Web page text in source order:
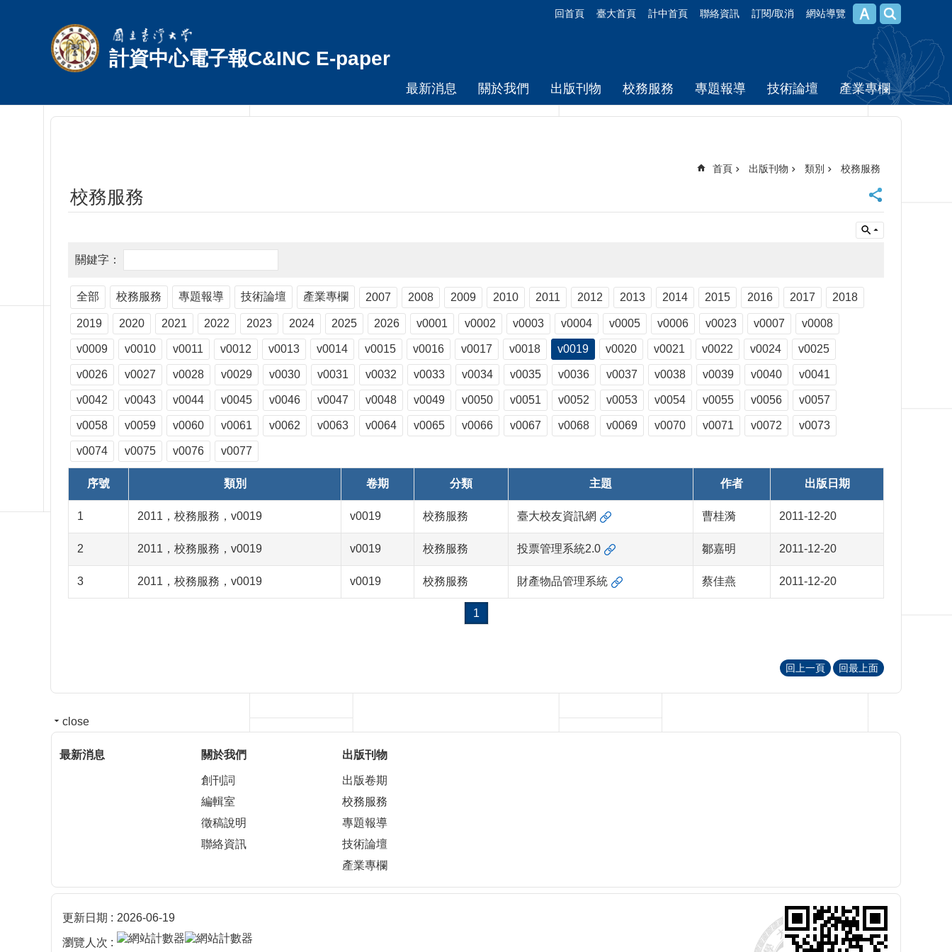
回首頁 臺大首頁 計中首頁 聯絡資訊 訂閱/取消 網站導覽
計資中心電子報C&INC E-paper
最新消息 關於我們 出版刊物 校務服務 專題報導 技術論壇 產業專欄
首頁 出版刊物 類別 校務服務
校務服務
全部 校務服務 專題報導 技術論壇 產業專欄 2007 2008 2009 2010 2011 2012 2013 2014 2015 2016 2017 2018
2019 2020 2021 2022 2023 2024 2025 2026 v0001 v0002 v0003 v0004 v0005 v0006 v0023 v0007 v0008
v0009 v0010 v0011 v0012 v0013 v0014 v0015 v0016 v0017 v0018 v0019 v0020 v0021 v0022 v0024 v0025
v0026 v0027 v0028 v0029 v0030 v0031 v0032 v0033 v0034 v0035 v0036 v0037 v0038 v0039 v0040 v0041
v0042 v0043 v0044 v0045 v0046 v0047 v0048 v0049 v0050 v0051 v0052 v0053 v0054 v0055 v0056 v0057
v0058 v0059 v0060 v0061 v0062 v0063 v0064 v0065 v0066 v0067 v0068 v0069 v0070 v0071 v0072 v0073
v0074 v0075 v0076 v0077
序號 類別 卷期 分類 主題 作者 出版日期
1 2011，校務服務，v0019 v0019 校務服務 臺大校友資訊網 曹桂漪 2011-12-20
2 2011，校務服務，v0019 v0019 校務服務 投票管理系統2.0 鄒嘉明 2011-12-20
3 2011，校務服務，v0019 v0019 校務服務 財產物品管理系統 蔡佳燕 2011-12-20
1
回上一頁 回最上面
close
最新消息 關於我們
創刊詞
編輯室
徵稿說明
聯絡資訊
出版刊物
出版卷期
校務服務
專題報導
技術論壇
產業專欄
更新日期 2026-06-19
瀏覽人次